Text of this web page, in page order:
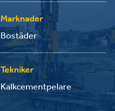
Marknader
Bostäder
Tekniker
Kalkcementpelare